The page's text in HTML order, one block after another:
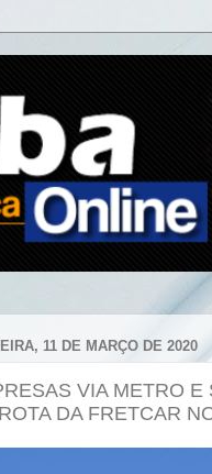
11 DE MARÇO DE 2020
VIA METRO
DA FRETCAR